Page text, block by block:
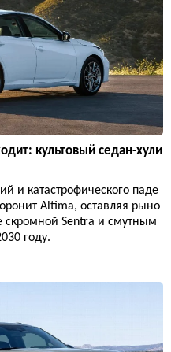
культовый седан-хули
и катастрофического паде
Altima, оставляя рыно
скромной Sentra и смутным
году.